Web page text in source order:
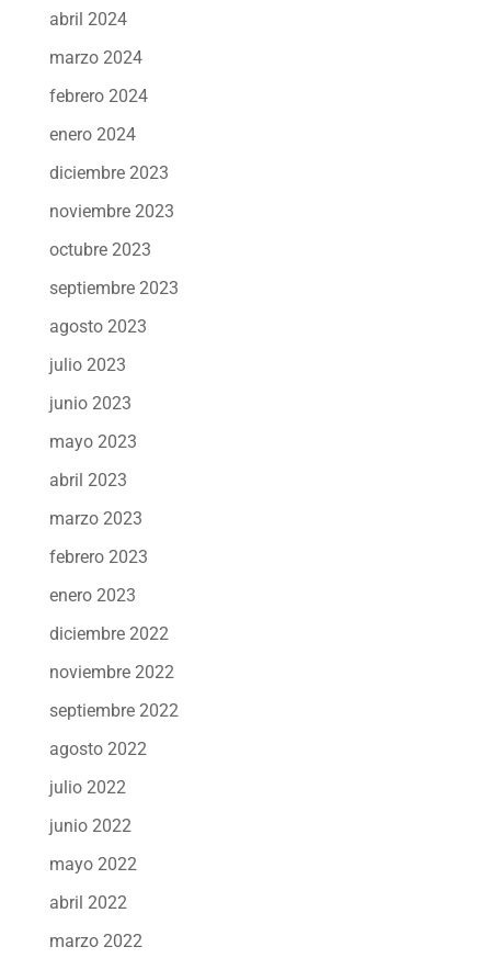
abril 2024
marzo 2024
febrero 2024
enero 2024
diciembre 2023
noviembre 2023
octubre 2023
septiembre 2023
agosto 2023
julio 2023
junio 2023
mayo 2023
abril 2023
marzo 2023
febrero 2023
enero 2023
diciembre 2022
noviembre 2022
septiembre 2022
agosto 2022
julio 2022
junio 2022
mayo 2022
abril 2022
marzo 2022